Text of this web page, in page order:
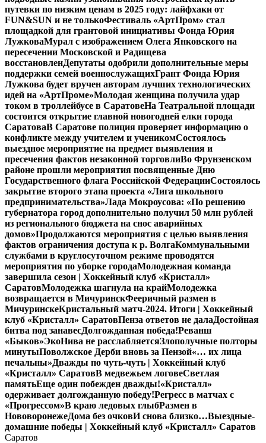
путевки по низким ценам в 2025 году: лайфхаки от
FUN&SUN и не толькоФестиваль «АртПром» стал
площадкой для грантовой инициативы Фонда Юрия
ЛужковаМурал с изображением Олега Янковского на
пересечении Московской и Радищева
восстановленДепутаты одобрили дополнительные меры
поддержки семей военнослужащихГрант Фонда Юрия
Лужкова будет вручен авторам лучших технологических
идей на «АртПроме»Молодая женщина получила удар
током в троллейбусе в СаратовеНа Театральной площади
состоится открытие главной новогодней елки города
СаратоваВ Саратове полиция проверяет информацию о
конфликте между учителем и ученикомСостоялось
выездное мероприятие на предмет выявления и
пресечения фактов незаконной торговлиВо Фрунзенском
районе прошли мероприятия посвященные Дню
Государственного флага Российской ФедерацииСостоялось
закрытие второго этапа проекта «Лига школьного
предпринимательства»Лада Мокроусова: «По решению
губернатора город дополнительно получил 50 млн рублей
из регионального бюджета на снос аварийных
домов»Продолжаются мероприятия с целью выявления
фактов ограничения доступа к р. ВолгаКоммунальными
службами в круглосуточном режиме проводятся
мероприятия по уборке городаМолодежная команда
завершила сезон | Хоккейный клуб «Кристалл»
СаратовМолодежка шагнула на крайМолодежка
возвращается в МичуринскФееричный размен в
МичуринскеКристальный матч-2024. Итоги | Хоккейный
клуб «Кристалл» СаратовПенза ответов не далаДостойная
битва под занавесДолгожданная победа!Реванш
«Быков»ЭкоНива не расслабляетсяЗлополучные полторы
минутыПоволжское Дерби вновь за Пензой«… их лица
печальны»Дважды по чуть-чуть | Хоккейный клуб
«Кристалл» СаратовВ медвежьем логовеСветлая
памятьЕще один побежден дважды!«Кристалл»
одерживает долгожданную победу!Регресс в матчах с
«Прогрессом»В краю ледовых глыбРазмен в
НововоронежеДома без очковИ снова близко…Выездные-
домашние победы | Хоккейный клуб «Кристалл» Саратов
Саратов